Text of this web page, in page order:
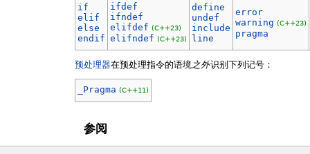
if
elif
else
endif
ifdef
ifndef
elifdef (C++23)
elifndef (C++23)
define
undef
include
line
error
warning (C++23)
pragma
预处理器在预处理指令的语境之外识别下列记号：
_Pragma (C++11)
参阅